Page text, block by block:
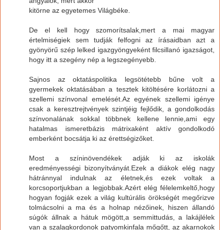
kitörne az egyetemes Világbéke.
De el kell hogy szomorítsalak,mert a mai magyar
értelmiségiek sem tudják felfogni az írásaidban azt a
gyönyörű szép lelked igazgyöngyeként filcsillanó igazságot,
hogy itt a szegény nép a legszegényebb.
Sajnos az oktatáspolitika legsötétebb bűne volt a
gyermekek oktatásában a tesztek kitöltésére korlátozni a
szellemi színvonal emelését.Az egyének szellemi igénye
csak a keresztrejtvények szintjéig fejlődik, a gondolkodás
színvonalának sokkal többnek kellene lennie,ami egy
hatalmas ismeretbázis mátrixaként aktív gondolkodó
emberként bocsátja ki az érettségizőket.
Most a színinövendékek adják ki az iskolák
eredményességi bizonyítványát.Ezek a diákok elég nagy
hátránnyal indulnak az életnek,és ezek voltak a
korcsoportjukban a legjobbak.Azért elég félelemkeltő,hogy
hogyan fogják ezek a világ kultúrális örökségét megőrizve
tolmácsolni a ma és a holnap nézőinek, hiszen állandó
súgók állnak a hátuk mögött,a semmittudás, a lakájlélek
van a szalagkordonok patyomkinfala mőgőtt, az akarnokok